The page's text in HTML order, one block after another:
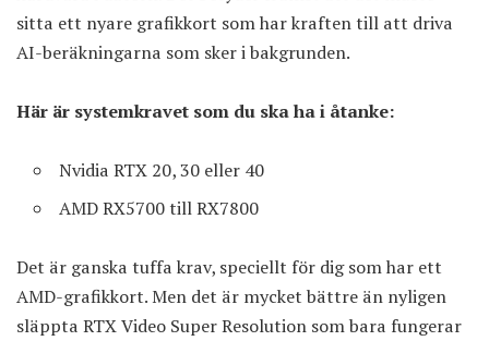
sitta ett nyare grafikkort som har kraften till att driva
AI-beräkningarna som sker i bakgrunden.
Här är systemkravet som du ska ha i åtanke:
Nvidia RTX 20, 30 eller 40
AMD RX5700 till RX7800
Det är ganska tuffa krav, speciellt för dig som har ett
AMD-grafikkort. Men det är mycket bättre än nyligen
släppta RTX Video Super Resolution som bara fungerar